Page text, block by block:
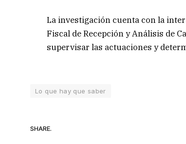
La investigación cuenta con la
Fiscal de Recepción y Análisis de
supervisar las actuaciones y
Lo que hay que saber
SHARE.